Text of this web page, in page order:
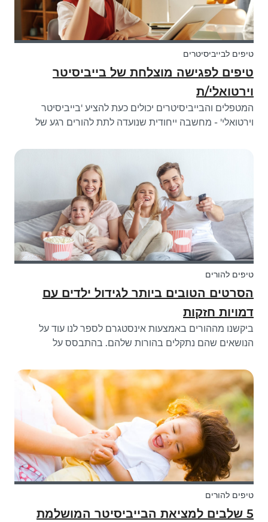
טיפים לבייביסיטרים
טיפים לפגישה מוצלחת של בייביסיטר
וירטואלי/ת
המטפלים והבייביסיטרים יכולים כעת להציע 'בייביסיטר
וירטואלי' - מחשבה ייחודית שנועדה לתת להורים רגע של
טיפים להורים
הסרטים הטובים ביותר לגידול ילדים עם
דמויות חזקות
ביקשנו מההורים באמצעות אינסטגרם לספר לנו עוד על
הנושאים שהם נתקלים בהורות שלהם. בהתבסס על
טיפים על סרטי הילדים הטובים ביותר שעוזרים לך לגדל את
ילדיך תוך התמקדות בתכונות אופי חזקות שיקחו...
טיפים להורים
5 שלבים למציאת הבייביסיטר המושלמת